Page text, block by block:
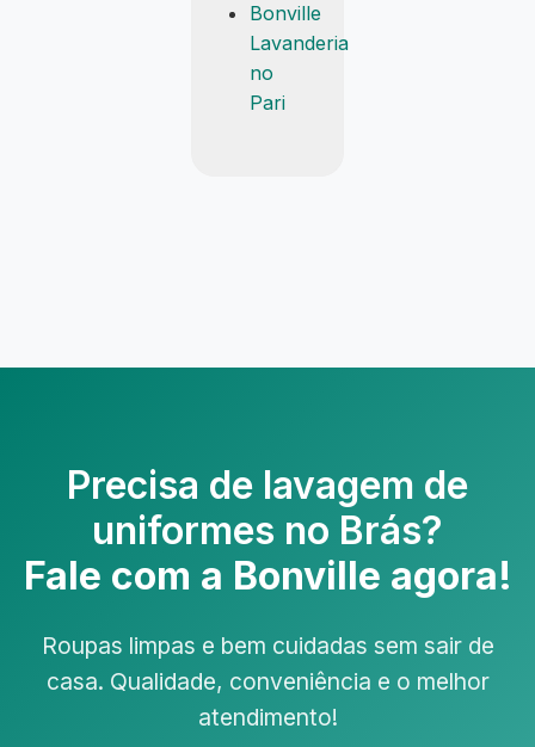
Bonville
Lavanderia
no
Pari
Precisa de lavagem de
uniformes no Brás?
Fale com a Bonville agora!
Roupas limpas e bem cuidadas sem sair de
casa. Qualidade, conveniência e o melhor
atendimento!